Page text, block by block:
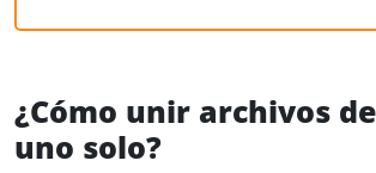
¿Cómo unir archivos
uno solo?